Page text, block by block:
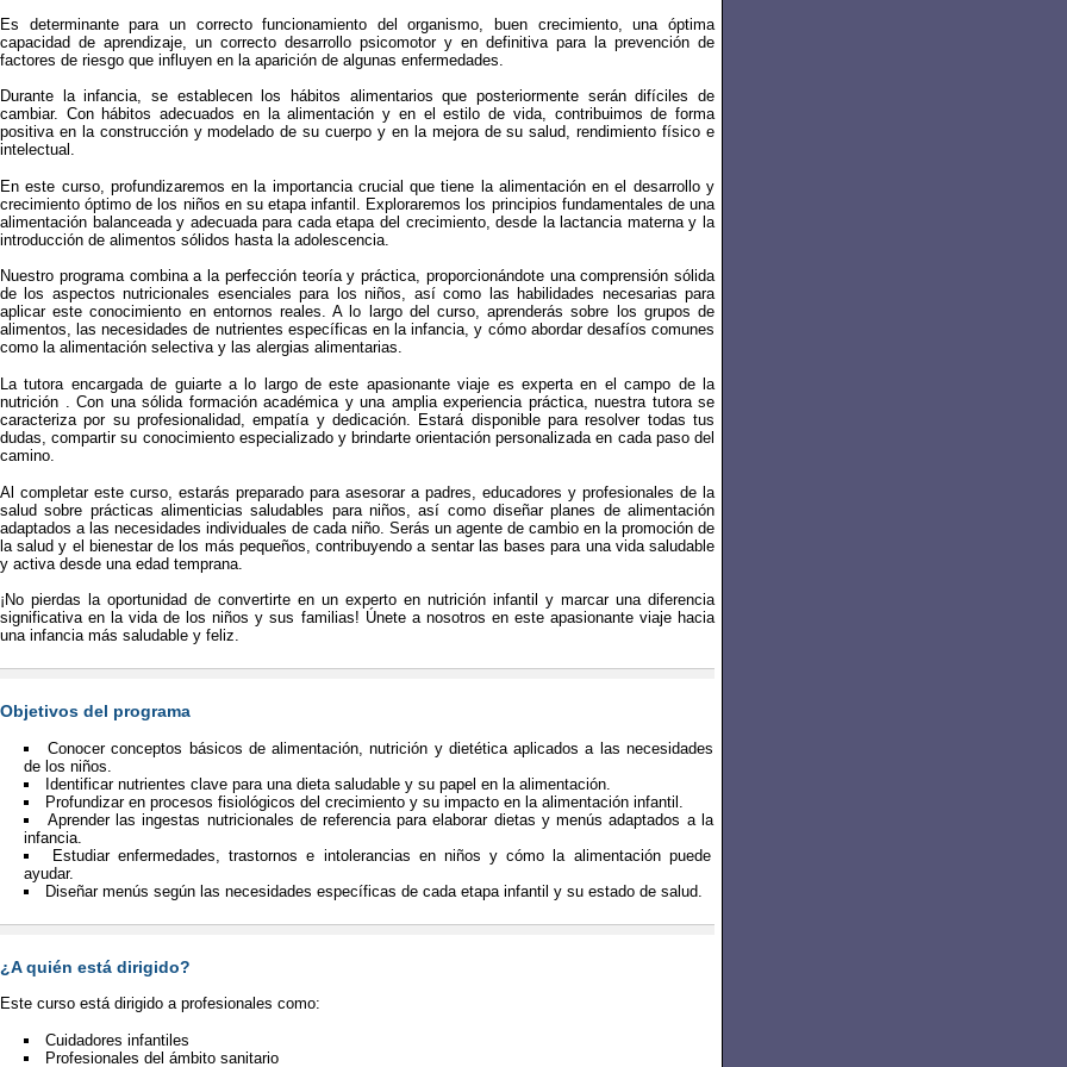
Es determinante para un correcto funcionamiento del organismo, buen crecimiento, una óptima
capacidad de aprendizaje, un correcto desarrollo psicomotor y en definitiva para la prevención de
factores de riesgo que influyen en la aparición de algunas enfermedades.
Durante la infancia, se establecen los hábitos alimentarios que posteriormente serán difíciles de
cambiar. Con hábitos adecuados en la alimentación y en el estilo de vida, contribuimos de forma
positiva en la construcción y modelado de su cuerpo y en la mejora de su salud, rendimiento físico e
intelectual.
En este curso, profundizaremos en la importancia crucial que tiene la alimentación en el desarrollo y
crecimiento óptimo de los niños en su etapa infantil. Exploraremos los principios fundamentales de una
alimentación balanceada y adecuada para cada etapa del crecimiento, desde la lactancia materna y la
introducción de alimentos sólidos hasta la adolescencia.
Nuestro programa combina a la perfección teoría y práctica, proporcionándote una comprensión sólida
de los aspectos nutricionales esenciales para los niños, así como las habilidades necesarias para
aplicar este conocimiento en entornos reales. A lo largo del curso, aprenderás sobre los grupos de
alimentos, las necesidades de nutrientes específicas en la infancia, y cómo abordar desafíos comunes
como la alimentación selectiva y las alergias alimentarias.
La tutora encargada de guiarte a lo largo de este apasionante viaje es experta en el campo de la
nutrición . Con una sólida formación académica y una amplia experiencia práctica, nuestra tutora se
caracteriza por su profesionalidad, empatía y dedicación. Estará disponible para resolver todas tus
dudas, compartir su conocimiento especializado y brindarte orientación personalizada en cada paso del
camino.
Al completar este curso, estarás preparado para asesorar a padres, educadores y profesionales de la
salud sobre prácticas alimenticias saludables para niños, así como diseñar planes de alimentación
adaptados a las necesidades individuales de cada niño. Serás un agente de cambio en la promoción de
la salud y el bienestar de los más pequeños, contribuyendo a sentar las bases para una vida saludable
y activa desde una edad temprana.
¡No pierdas la oportunidad de convertirte en un experto en nutrición infantil y marcar una diferencia
significativa en la vida de los niños y sus familias! Únete a nosotros en este apasionante viaje hacia
una infancia más saludable y feliz.
Objetivos del programa
Conocer conceptos básicos de alimentación, nutrición y dietética aplicados a las necesidades
de los niños.
Identificar nutrientes clave para una dieta saludable y su papel en la alimentación.
Profundizar en procesos fisiológicos del crecimiento y su impacto en la alimentación infantil.
Aprender las ingestas nutricionales de referencia para elaborar dietas y menús adaptados a la
infancia.
Estudiar enfermedades, trastornos e intolerancias en niños y cómo la alimentación puede
ayudar.
Diseñar menús según las necesidades específicas de cada etapa infantil y su estado de salud.
¿A quién está dirigido?
Este curso está dirigido a profesionales como:
Cuidadores infantiles
Profesionales del ámbito sanitario